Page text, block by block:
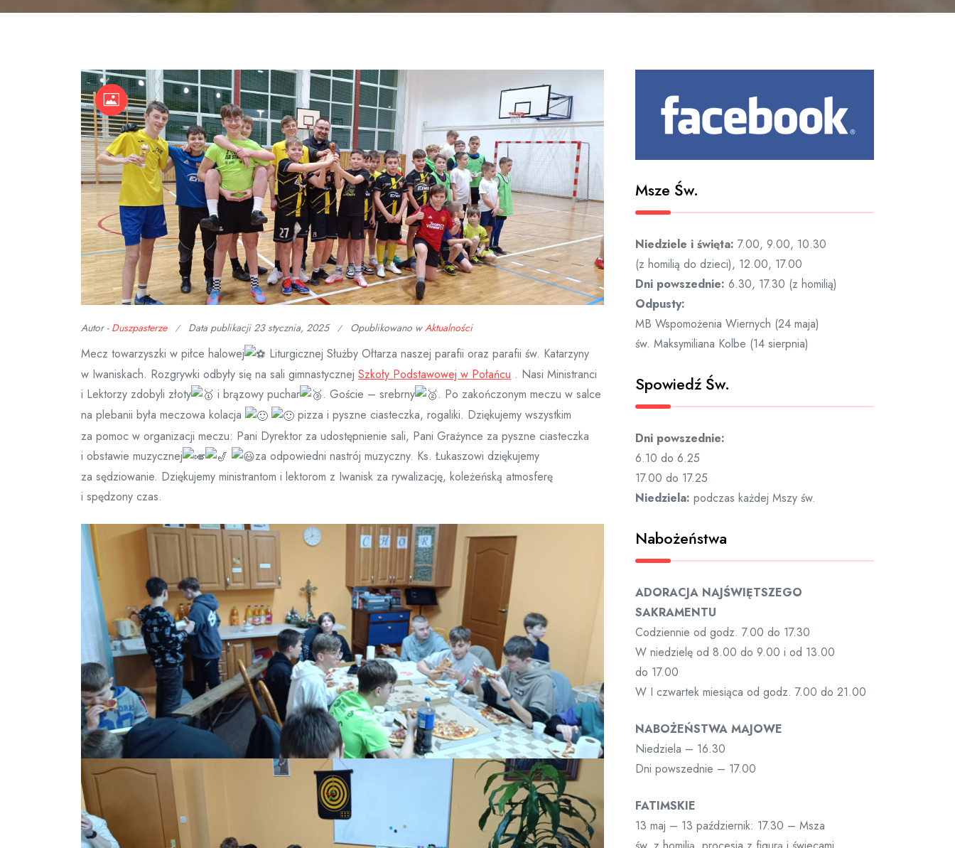
Autor - Duszpasterze Data publikacji23 stycznia, 2025 Opublikowano wAktualności
Mecz towarzyszki w piłce halowej
Liturgicznej Służby Ołtarza naszej parafii oraz parafii św. Katarzyny
w Iwaniskach. Rozgrywki odbyły się na sali gimnastycznej Szkoły Podstawowej w Połańcu . Nasi Ministranci
i Lektorzy zdobyli złoty
i brązowy puchar . Goście – srebrny
. Po zakończonym meczu w salce
na plebanii była meczowa kolacja
pizza i pyszne ciasteczka, rogaliki. Dziękujemy wszystkim
za pomoc w organizacji meczu: Pani Dyrektor za udostępnienie sali, Pani Grażynce za pyszne ciasteczka
i obstawie muzycznej
za odpowiedni nastrój muzyczny. Ks. Łukaszowi dziękujemy
za sędziowanie. Dziękujemy ministrantom i lektorom z Iwanisk za rywalizację, koleżeńską atmosferę
i spędzony czas.
Msze Św.
Niedziele i święta: 7.00, 9.00, 10.30
(z homilią do dzieci), 12.00, 17.00
Dni powszednie: 6.30, 17.30 (z homilią)
Odpusty:
MB Wspomożenia Wiernych (24 maja)
św. Maksymiliana Kolbe (14 sierpnia)
Spowiedź Św.
Dni powszednie:
6.10 do 6.25
17.00 do 17.25
Niedziela: podczas każdej Mszy św.
Nabożeństwa
ADORACJA NAJŚWIĘTSZEGO
SAKRAMENTU
Codziennie od godz. 7.00 do 17.30
W niedzielę od 8.00 do 9.00 i od 13.00
do 17.00
W I czwartek miesiąca od godz. 7.00 do 21.00
NABOŻEŃSTWA MAJOWE
Niedziela – 16.30
Dni powszednie – 17.00
FATIMSKIE
13 maj – 13 październik: 17.30 – Msza